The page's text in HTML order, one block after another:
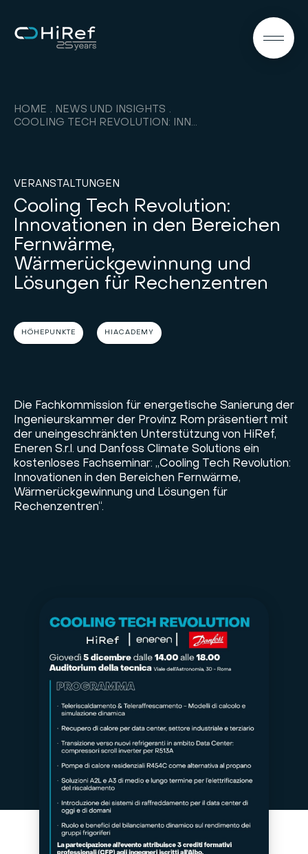
HOME
NEWS UND INSIGHTS
COOLING TECH REVOLUTION: INNOVATIONEN IN DEN BEREICHEN FERNWÄRME, WÄRMERÜCKGEWINNUNG UND LÖSUNGEN FÜR RECHENZENTREN
VERANSTALTUNGEN
Cooling Tech Revolution:
Innovationen in den Bereichen
Fernwärme,
Wärmerückgewinnung und
Lösungen für Rechenzentren
HÖHEPUNKTE HIACADEMY
Die Fachkommission für energetische Sanierung der
Ingenieurskammer der Provinz Rom präsentiert mit
der uneingeschränkten Unterstützung von HiRef,
Eneren S.r.l. und Danfoss Climate Solutions ein
kostenloses Fachseminar: „Cooling Tech Revolution:
Innovationen in den Bereichen Fernwärme,
Wärmerückgewinnung und Lösungen für
Rechenzentren“.